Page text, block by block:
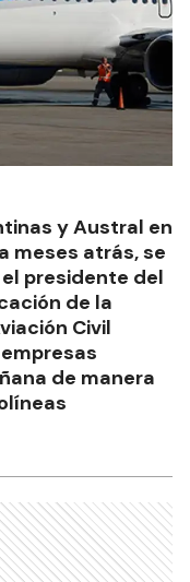
y Austral en
meses atrás, se
presidente del
de la
Civil
de manera